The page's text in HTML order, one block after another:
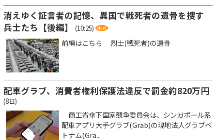
消えゆく証言者の記憶、異国で戦死者の遺骨を捜す
兵士たち【後編】
(10:25)
前編はこちら 烈士(戦死者)の遺骨
配車グラブ、消費者権利保護法違反で罰金約820万円
(8日)
商工省傘下国家競争委員会は、シンガポール系
配車アプリ大手グラブ(Grab)の現地法人グラブベ
トナム(Gra...